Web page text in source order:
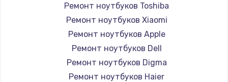
Ремонт ноутбуков Toshiba
Ремонт ноутбуков Xiaomi
Ремонт ноутбуков Apple
Ремонт ноутбуков Dell
Ремонт ноутбуков Digma
Ремонт ноутбуков Haier